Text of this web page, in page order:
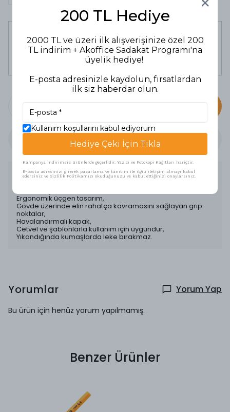
Siyah
112,97 TL
SEPETE EKLE
Ürün Açıklaması
Ergonomik üçgen tasarım,
Gövde üzerinde elin rahatça kavramasını sağlayan grip
noktalar,
Havalandırmalı kapak,
Cetvel ve şablonlarla kullanım için uygundur,
Yıkandığında kumaşlarda leke bırakmaz.
Yorumlar Yorum Yap
Bu ürün için henüz yorum yapılmamış.
Benzer Ürünler
200 TL Hediye
2000 TL ve üzeri ilk alışverişinize özel 200
TL indirim + Akoffice Sadakat Programı'na
üyelik hediye!
E-posta adresinizle kaydolun, fırsatlardan
ilk siz haberdar olun.
Kullanım koşullarını kabul ediyorum
Hediye Çeki İçin Tıkla
Kampanya indirimsiz ürünlerde geçerlidir. Yazıcı ve Fotokopi Kağıtları hariçtir.
E-posta adresinizi girerek pazarlama ve tanıtım ile ilgili iletişim almayı kabul
edersiniz ve Gizlilik Politikamızı okuduğunuzu ve kabul ettiğinizi onaylarsınız.